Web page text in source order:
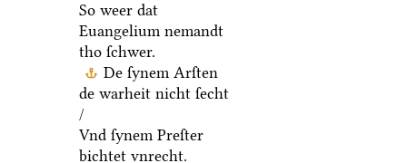
So weer dat
Euangelium nemandt
tho ſchwer.
De ſynem Arſten
de warheit nicht ſecht
/
Vnd ſynem Preſter
bichtet vnrecht.